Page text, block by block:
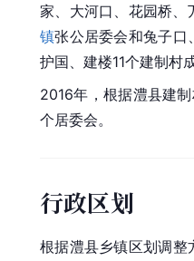
家、大河口、花园桥、
镇张公居委会和兔子口
护国、建楼11个建制村
2016年，根据澧县建
个居委会。
行政区划
根据澧县乡镇区划调整